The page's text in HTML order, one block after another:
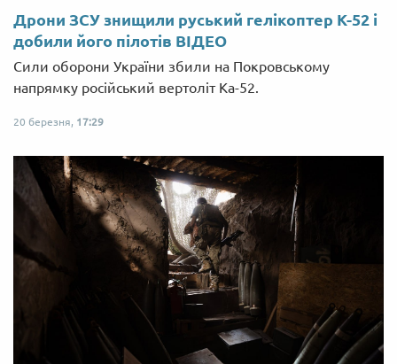
Дрони ЗСУ знищили руський гелікоптер К-52 і
добили його пілотів ВІДЕО
Сили оборони України збили на Покровському
напрямку російський вертоліт Ка-52.
20 березня, 17:29